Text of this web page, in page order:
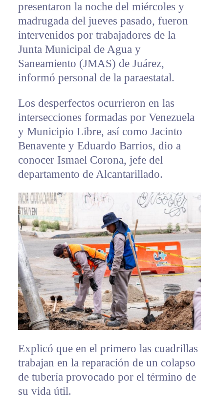
presentaron la noche del miércoles y
madrugada del jueves pasado, fueron
intervenidos por trabajadores de la
Junta Municipal de Agua y
Saneamiento (JMAS) de Juárez,
informó personal de la paraestatal.
Los desperfectos ocurrieron en las
intersecciones formadas por Venezuela
y Municipio Libre, así como Jacinto
Benavente y Eduardo Barrios, dio a
conocer Ismael Corona, jefe del
departamento de Alcantarillado.
Explicó que en el primero las cuadrillas
trabajan en la reparación de un colapso
de tubería provocado por el término de
su vida útil.